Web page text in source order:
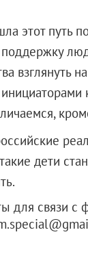
этот путь
взглянуть
дети
для связи с